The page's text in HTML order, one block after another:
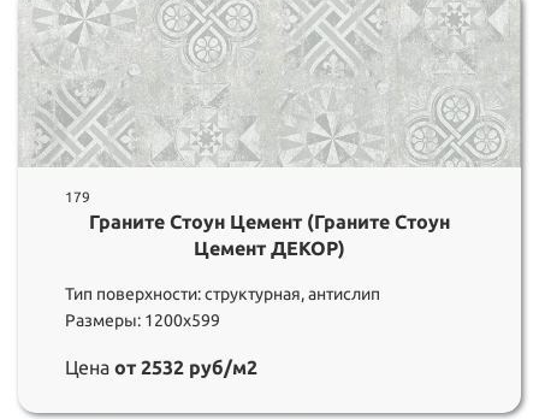
179
Граните Стоун Цемент (Граните Стоун
Цемент ДЕКОР)
Тип поверхности: структурная, антислип
Размеры: 1200х599
Цена от 2532 руб/м2